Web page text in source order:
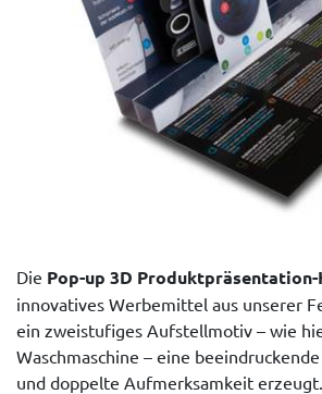
Die Pop-up 3D
innovatives Werbemittel aus unserer
ein zweistufiges Aufstellmotiv – wie
Waschmaschine – eine
und doppelte Aufmerksamkeit